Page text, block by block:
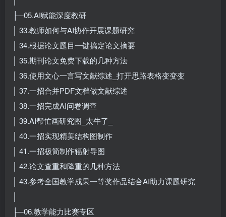
├─05.AI赋能深度教研
│ 33.教师如何与AI协作开展课题研究
│ 34.根据论文题目一键搞定论文摘要
│ 35.期刊论文免费下载的几种方法
│ 36.使用文心一言写文献综述_打开思路表格变变变
│ 37.一招合并PDF文档做文献综述
│ 38.一招完成AI问卷调查
│ 39.AI帮忙画研究图_太牛了_
│ 40.一招实现精美结构图制作
│ 41.一招极简制作辐射导图
│ 42.论文查重和降重的几种方法
│ 43.参考全国教学成果一等奖作品结合AI助力课题研究
├─06.教学能力比赛专区